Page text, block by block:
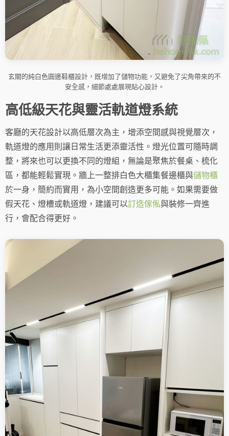
玄關的純白色圓邊鞋櫃設計，既增加了儲物功能，又避免了尖角帶來的不
安全感，細節處處展現貼心設計。
高低級天花與靈活軌道燈系統
客廳的天花設計以高低層次為主，增添空間感與視覺層次，
軌道燈的應用則讓日常生活更添靈活性。燈光位置可隨時調
整，將來也可以更換不同的燈組，無論是聚焦於餐桌、梳化
區，都能輕鬆實現。牆上一整排白色大櫃集餐邊櫃與儲物櫃
於一身，簡約而實用，為小空間創造更多可能。如果需要做
假天花、燈槽或軌道燈，建議可以訂造傢俬與裝修一齊進
行，會配合得更好。